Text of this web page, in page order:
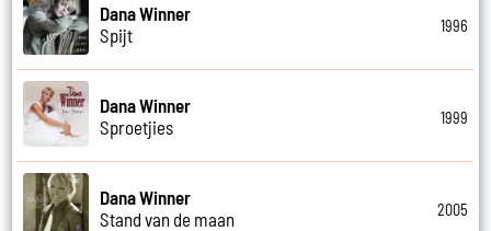
Dana Winner
Spijt
1996
Dana Winner
Sproetjies
1999
Dana Winner
Stand van de maan
2005